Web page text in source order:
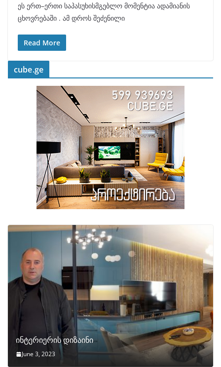
ეს ერთ–ერთი საპასუხისმგებლო მომენტია ადამიანის
ცხოვრებაში . ამ დროს შეძენილი
Read More
cube.ge
ინტერიერის დიზაინი
June 3, 2023